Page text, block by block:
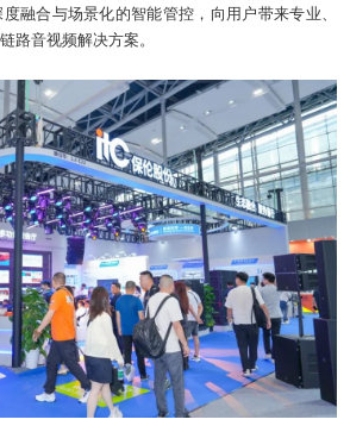
融合与场景化的智能管控，向用户带来专业、
路音视频解决方案。